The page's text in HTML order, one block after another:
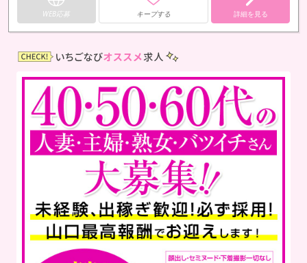
WEB応募 キープする 詳細を見る